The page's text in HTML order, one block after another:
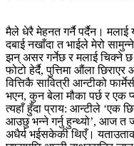
मैले धेरै मेहनत गर्नै पर्दैन। मलाई
दबाई नखाँदा त भाईले मेरो
झन् असर गर्नेछ र मलाई चिक्ने
फोटो हेर्दै, पुत्तिमा औंला
वित्तिकै सावित्री आन्टीको
भएन, कुन बेला मौका पर्छ र एक
त्यहाँ हुँदा प्राय: आन्टीले ‘एक
आउछु भन्ने गर्नु हुन्थ्यो’, आज त
अधैर्य भईसकेकी थिएँ।